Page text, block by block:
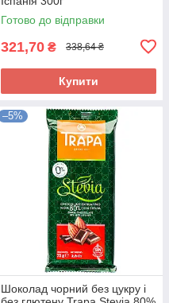
Готово до відправки
321,70 ₴ 338,64 ₴
Купити
–5%
Шоколад чорний без цукру і